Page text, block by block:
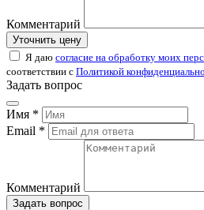
Комментарий
Уточнить цену
Я даю согласие на обработку моих
соответствии с Политикой
Задать вопрос
Имя *
Email *
Комментарий
Задать вопрос